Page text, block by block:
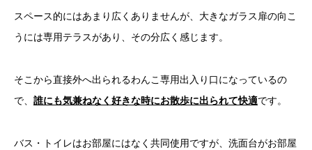
スペース的にはあまり広くありませんが、大きなガラス扉の向こ
うには専用テラスがあり、その分広く感じます。
そこから直接外へ出られるわんこ専用出入り口になっているの
で、 誰にも気兼ねなく好きな時にお散歩に出られて快適です。
バス・トイレはお部屋にはなく共同使用ですが、洗面台がお部屋